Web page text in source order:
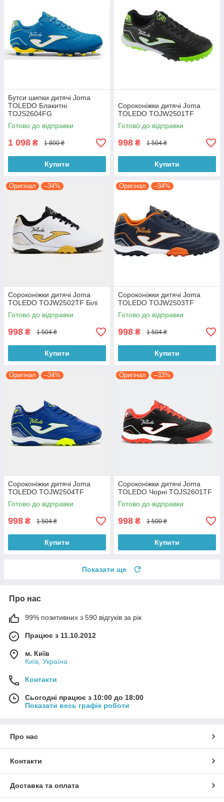
Бутси шипки дитячі Joma
TOLEDO Блакитні
TOJS2604FG
Готово до відправки
1 098 ₴ 1 800 ₴
Купити
Сороконіжки дитячі Joma
TOLEDO TOJW2501TF
Готово до відправки
998 ₴ 1 504 ₴
Купити
Оригінал –34%
Сороконіжки дитячі Joma
TOLEDO TOJW2502TF Білі
Готово до відправки
998 ₴ 1 504 ₴
Купити
Оригінал –34%
Сороконіжки дитячі Joma
TOLEDO TOJW2503TF
Готово до відправки
998 ₴ 1 504 ₴
Купити
Оригінал –34%
Сороконіжки дитячі Joma
TOLEDO TOJW2504TF
Готово до відправки
998 ₴ 1 504 ₴
Купити
Оригінал –33%
Сороконіжки дитячі Joma
TOLEDO Чорні TOJS2601TF
Готово до відправки
998 ₴ 1 500 ₴
Купити
Показати ще
Про нас
99% позитивних з 590 відгуків за рік
Працює з 11.10.2012
м. Київ
Київ, Україна
Контакти
Сьогодні працює з 10:00 до 18:00
Показати весь графік роботи
Про нас
Контакти
Доставка та оплата